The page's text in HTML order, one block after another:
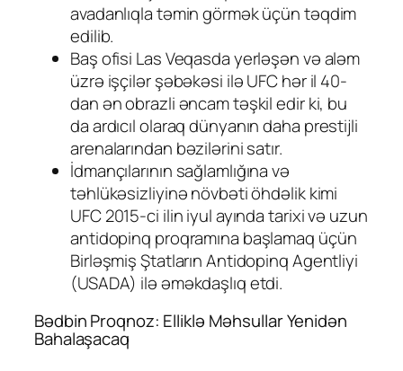
avadanlıqla təmin görmək üçün təqdim
edilib.
Baş ofisi Las Veqasda yerləşən və aləm
üzrə işçilər şəbəkəsi ilə UFC hər il 40-
dan ən obrazli əncam təşkil edir ki, bu
da ardıcıl olaraq dünyanın daha prestijli
arenalarından bəzilərini satır.
İdmançılarının sağlamlığına və
təhlükəsizliyinə növbəti öhdəlik kimi
UFC 2015-ci ilin iyul ayında tarixi və uzun
antidopinq proqramına başlamaq üçün
Birləşmiş Ştatların Antidopinq Agentliyi
(USADA) ilə əməkdaşlıq etdi.
Bədbin Proqnoz: Elliklə Məhsullar Yenidən
Bahalaşacaq